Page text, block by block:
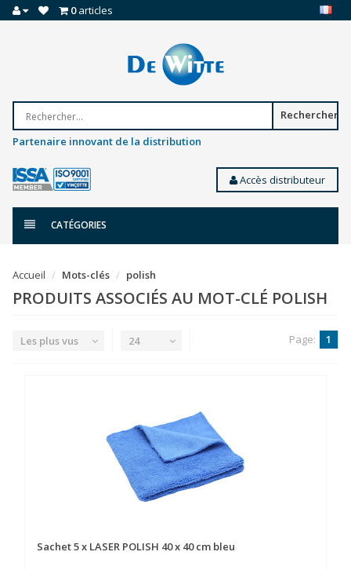
0articles
Rechercher
Partenaire innovant de la distribution
Accès distributeur
CATÉGORIES
Accueil Mots-clés polish
PRODUITS ASSOCIÉS AU MOT-CLÉ POLISH
Les plus vus 24 Page: 1
Sachet 5 x LASER POLISH 40 x 40 cm bleu